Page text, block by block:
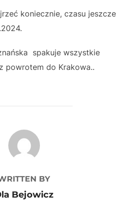
koniecznie, czasu jeszcze
spakuje wszystkie
powrotem do Krakowa..
AUTHOR
BY
Bejowicz